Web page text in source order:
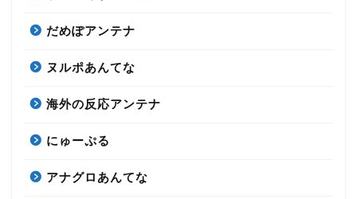
だめぽアンテナ
ヌルポあんてな
海外の反応アンテナ
にゅーぷる
アナグロあんてな